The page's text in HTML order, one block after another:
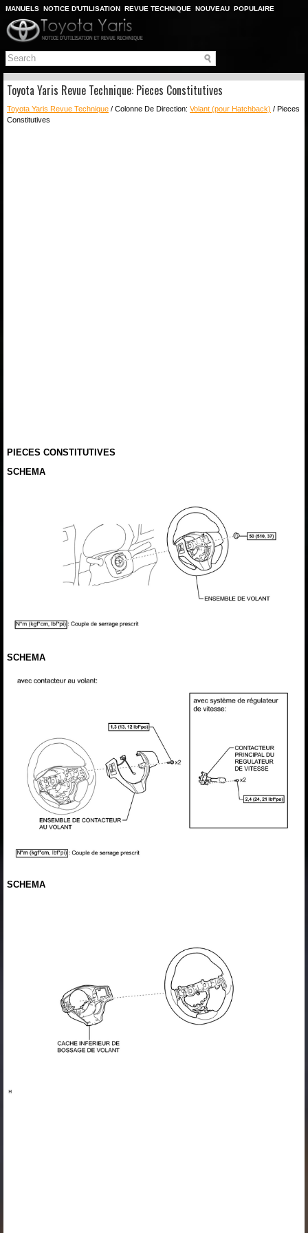
MANUELS NOTICE D'UTILISATION REVUE TECHNIQUE NOUVEAU POPULAIRE
PLAN DU SITE
CHERCHER
Toyota Yaris Revue Technique: Pieces Constitutives
Toyota Yaris Revue Technique / Colonne De Direction: Volant (pour Hatchback) / Pieces
Constitutives
PIECES CONSTITUTIVES
SCHEMA
SCHEMA
SCHEMA